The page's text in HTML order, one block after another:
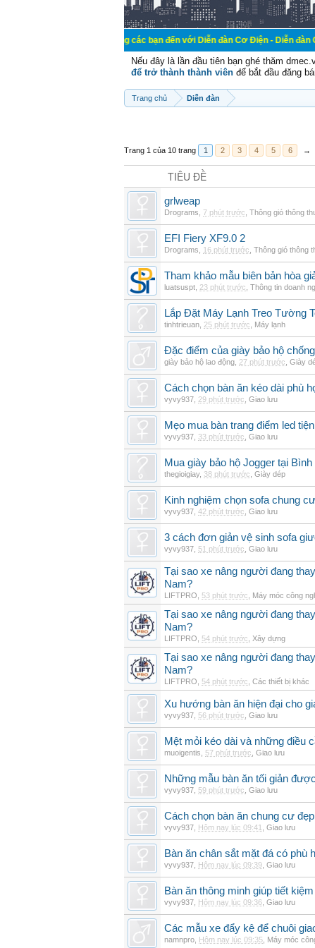
Chào mừng các bạn đến với Diễn đàn Cơ Điện - Diễn đàn Cơ
Nếu đây là lần đầu tiên bạn ghé thăm
để trở thành thành viên để bắt đầu đăng
Trang chủ Diễn đàn
Trang 1 của 10 trang 1 2 3 4 5 6 →
TIÊU ĐỀ
grlweap
Drograms 7 phút trước Thông gió thông
EFI Fiery XF9.0 2
Drograms 16 phút trước Thông gió thông
Tham khảo mẫu biên bản hòa
luatsuspt 23 phút trước Thông tin doanh
Lắp Đặt Máy Lạnh Treo Tường
tinhtrieuan 25 phút trước Máy lạnh
Đặc điểm của giày bảo hộ
giày bảo hộ lao động 27 phút trước Giày
Cách chọn bàn ăn kéo dài phù
vyvy937 29 phút trước Giao lưu
Mẹo mua bàn trang điểm led
vyvy937 33 phút trước Giao lưu
Mua giày bảo hộ Jogger tại
thegioigiay, 38 phút trước Giày dép
Kinh nghiệm chọn sofa chung
vyvy937 42 phút trước Giao lưu
3 cách đơn giản vệ sinh sofa
vyvy937 51 phút trước Giao lưu
Tại sao xe nâng người đang
Nam?
LIFTPRO 53 phút trước Máy móc công
Tại sao xe nâng người đang
Nam?
LIFTPRO 54 phút trước Xây dựng
Tại sao xe nâng người đang
Nam?
LIFTPRO 54 phút trước Các thiết bị khác
Xu hướng bàn ăn hiện đại cho
vyvy937 56 phút trước Giao lưu
Mệt mỏi kéo dài và những điều
muoigentis 57 phút trước Giao lưu
Những mẫu bàn ăn tối giản
vyvy937 59 phút trước Giao lưu
Cách chọn bàn ăn chung cư
vyvy937 Hôm nay lúc 09:41 Giao lưu
Bàn ăn chân sắt mặt đá có phù
vyvy937 Hôm nay lúc 09:39 Giao lưu
Bàn ăn thông minh giúp tiết
vyvy937 Hôm nay lúc 09:36 Giao lưu
Các mẫu xe đẩy kệ để chuôi
namnpro Hôm nay lúc 09:35 Máy móc